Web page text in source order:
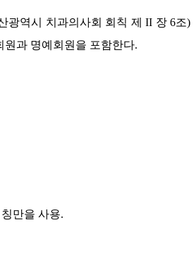
광역시 치과의사회 회칙 제 II 장 6조)
과 명예회원을 포함한다.
만을 사용.